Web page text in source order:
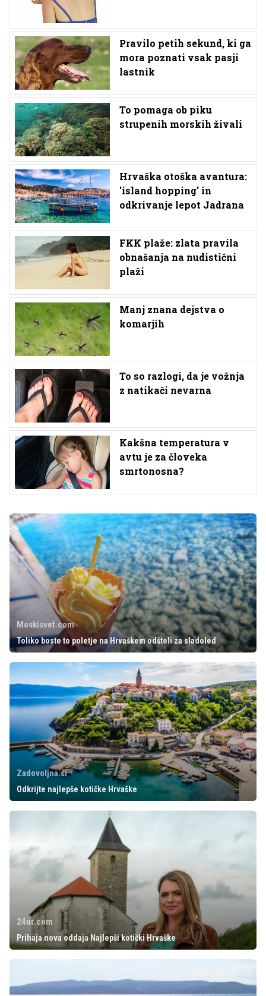
Pravilo petih sekund, ki ga
mora poznati vsak pasji
lastnik
To pomaga ob piku
strupenih morskih živali
Hrvaška otoška avantura:
'island hopping' in
odkrivanje lepot Jadrana
FKK plaže: zlata pravila
obnašanja na nudistični
plaži
Manj znana dejstva o
komarjih
To so razlogi, da je vožnja
z natikači nevarna
Kakšna temperatura v
avtu je za človeka
smrtonosna?
Moskisvet.com
Toliko boste to poletje na Hrvaškem odšteli za sladoled
Zadovoljna.si
Odkrijte najlepše kotičke Hrvaške
24ur.com
Prihaja nova oddaja Najlepši kotički Hrvaške